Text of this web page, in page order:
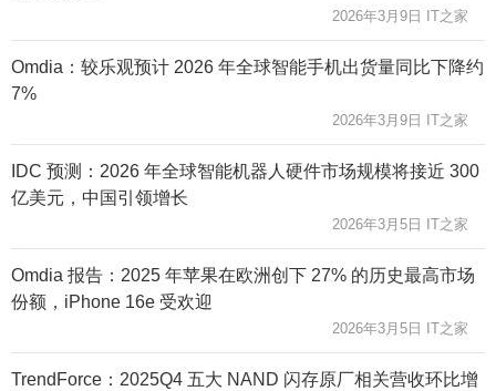
2026年3月9日 IT之家
Omdia：较乐观预计 2026 年全球智能手机出货量同比下降约
7%
2026年3月9日 IT之家
IDC 预测：2026 年全球智能机器人硬件市场规模将接近 300
亿美元，中国引领增长
2026年3月5日 IT之家
Omdia 报告：2025 年苹果在欧洲创下 27% 的历史最高市场
份额，iPhone 16e 受欢迎
2026年3月5日 IT之家
TrendForce：2025Q4 五大 NAND 闪存原厂相关营收环比增